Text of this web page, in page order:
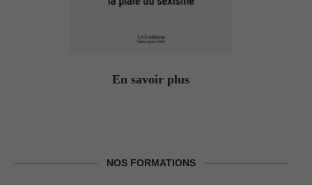
En savoir plus
NOS FORMATIONS